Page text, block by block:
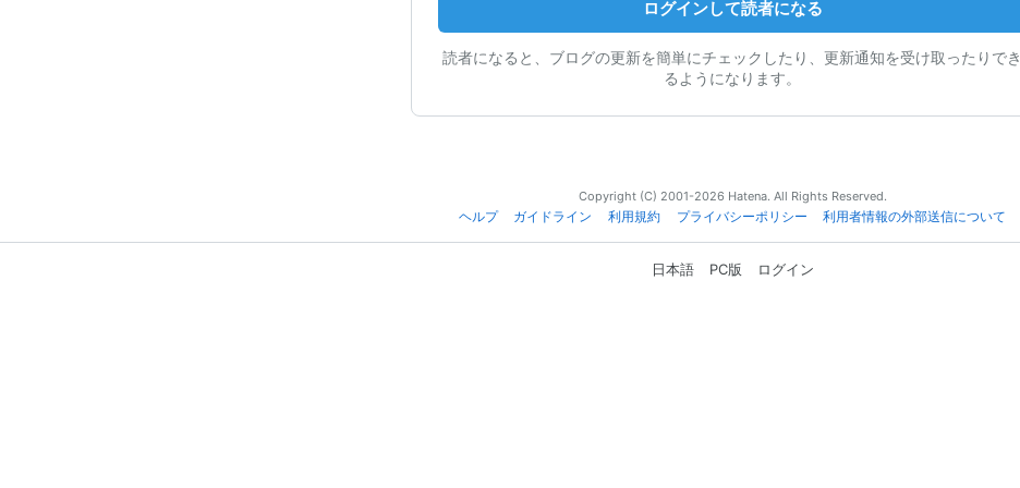
ログインして読者になる
読者になると、ブログの更新を簡単にチェックしたり、更新通知を受け取ったりでき
るようになります。
Copyright (C) 2001-2026 Hatena. All Rights Reserved.
ヘルプ
ガイドライン 利用規約 プライバシーポリシー 利用者情報の外部送信について
日本語 PC版 ログイン